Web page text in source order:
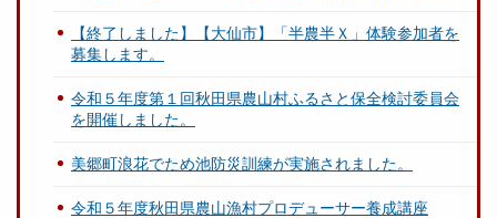
【終了しました】【大仙市】「半農半Ｘ」体験参加者を
募集します。
令和５年度第１回秋田県農山村ふるさと保全検討委員会
を開催しました。
美郷町浪花でため池防災訓練が実施されました。
令和５年度秋田県農山漁村プロデューサー養成講座